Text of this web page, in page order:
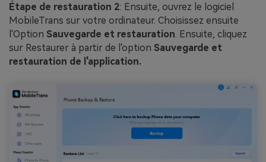
Étape de restauration 2: Ensuite, ouvrez le logiciel
MobileTrans sur votre ordinateur. Choisissez ensuite
l'Option Sauvegarde et restauration. Ensuite, cliquez
sur Restaurer à partir de l'option Sauvegarde et
restauration de l'application.